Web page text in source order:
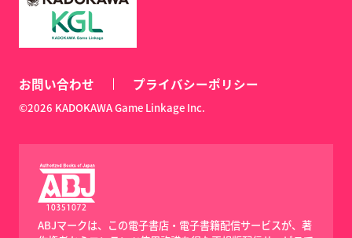
お問い合わせ プライバシーポリシー
©2026 KADOKAWA Game Linkage Inc.
ABJマークは、この電子書店・電子書籍配信サービスが、著